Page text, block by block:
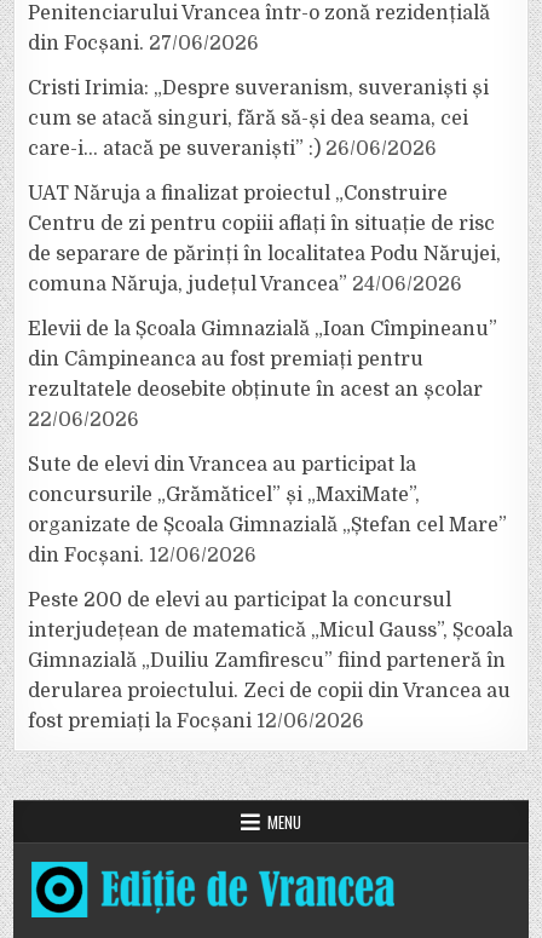
Penitenciarului Vrancea într-o zonă rezidențială
din Focșani. 27/06/2026
Cristi Irimia: „Despre suveranism, suveraniști și
cum se atacă singuri, fără să-și dea seama, cei
care-i… atacă pe suveraniști” :) 26/06/2026
UAT Năruja a finalizat proiectul „Construire
Centru de zi pentru copiii aflați în situație de risc
de separare de părinți în localitatea Podu Nărujei,
comuna Năruja, județul Vrancea” 24/06/2026
Elevii de la Școala Gimnazială „Ioan Cîmpineanu”
din Câmpineanca au fost premiați pentru
rezultatele deosebite obținute în acest an școlar
22/06/2026
Sute de elevi din Vrancea au participat la
concursurile „Grămăticel” și „MaxiMate”,
organizate de Școala Gimnazială „Ștefan cel Mare”
din Focșani. 12/06/2026
Peste 200 de elevi au participat la concursul
interjudețean de matematică „Micul Gauss”, Școala
Gimnazială „Duiliu Zamfirescu” fiind parteneră în
derularea proiectului. Zeci de copii din Vrancea au
fost premiați la Focșani 12/06/2026
MENU